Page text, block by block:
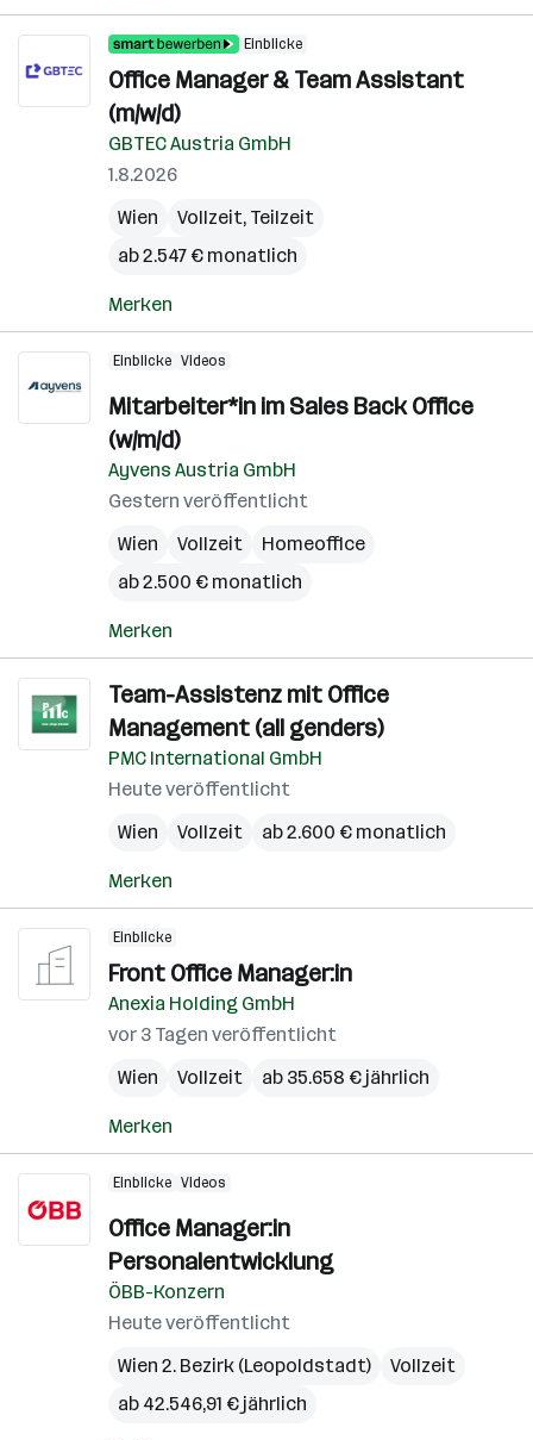
Einblicke
Office Manager & Team Assistant
(m/w/d)
GBTEC Austria GmbH
1.8.2026
Wien
Vollzeit, Teilzeit
ab 2.547 € monatlich
Merken
Einblicke Videos
Mitarbeiter*in im Sales Back Office
(w/m/d)
Ayvens Austria GmbH
Gestern veröffentlicht
Wien
Vollzeit
Homeoffice
ab 2.500 € monatlich
Merken
Team-Assistenz mit Office
Management (all genders)
PMC International GmbH
Heute veröffentlicht
Wien
Vollzeit ab 2.600 € monatlich
Merken
Einblicke
Front Office Manager:in
Anexia Holding GmbH
vor 3 Tagen veröffentlicht
Wien
Vollzeit ab 35.658 € jährlich
Merken
Einblicke Videos
Office Manager:in
Personalentwicklung
ÖBB-Konzern
Heute veröffentlicht
Wien 2. Bezirk (Leopoldstadt)
Vollzeit
ab 42.546,91 € jährlich